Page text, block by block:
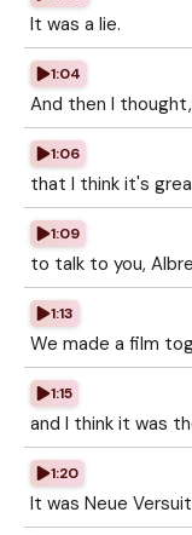
It was a lie.
1:04
And then I thought,
1:06
that I think it's
1:09
to talk to you,
1:13
We made a film
1:15
and I think it was
1:20
It was Neue